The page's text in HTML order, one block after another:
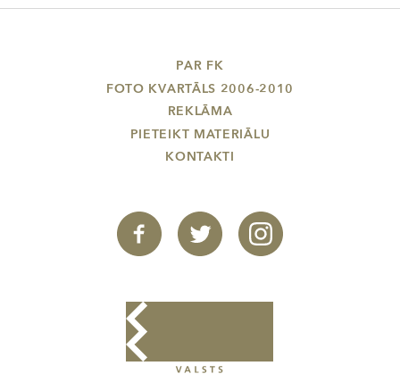
PAR FK
FOTO KVARTĀLS 2006-2010
REKLĀMA
PIETEIKT MATERIĀLU
KONTAKTI